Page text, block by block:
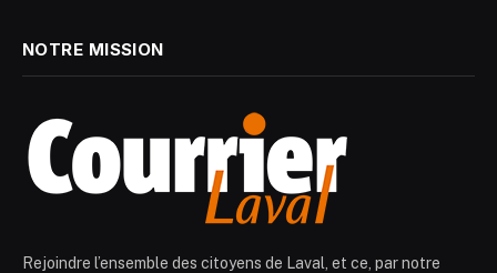
NOTRE MISSION
Rejoindre l’ensemble des citoyens de Laval, et ce, par notre